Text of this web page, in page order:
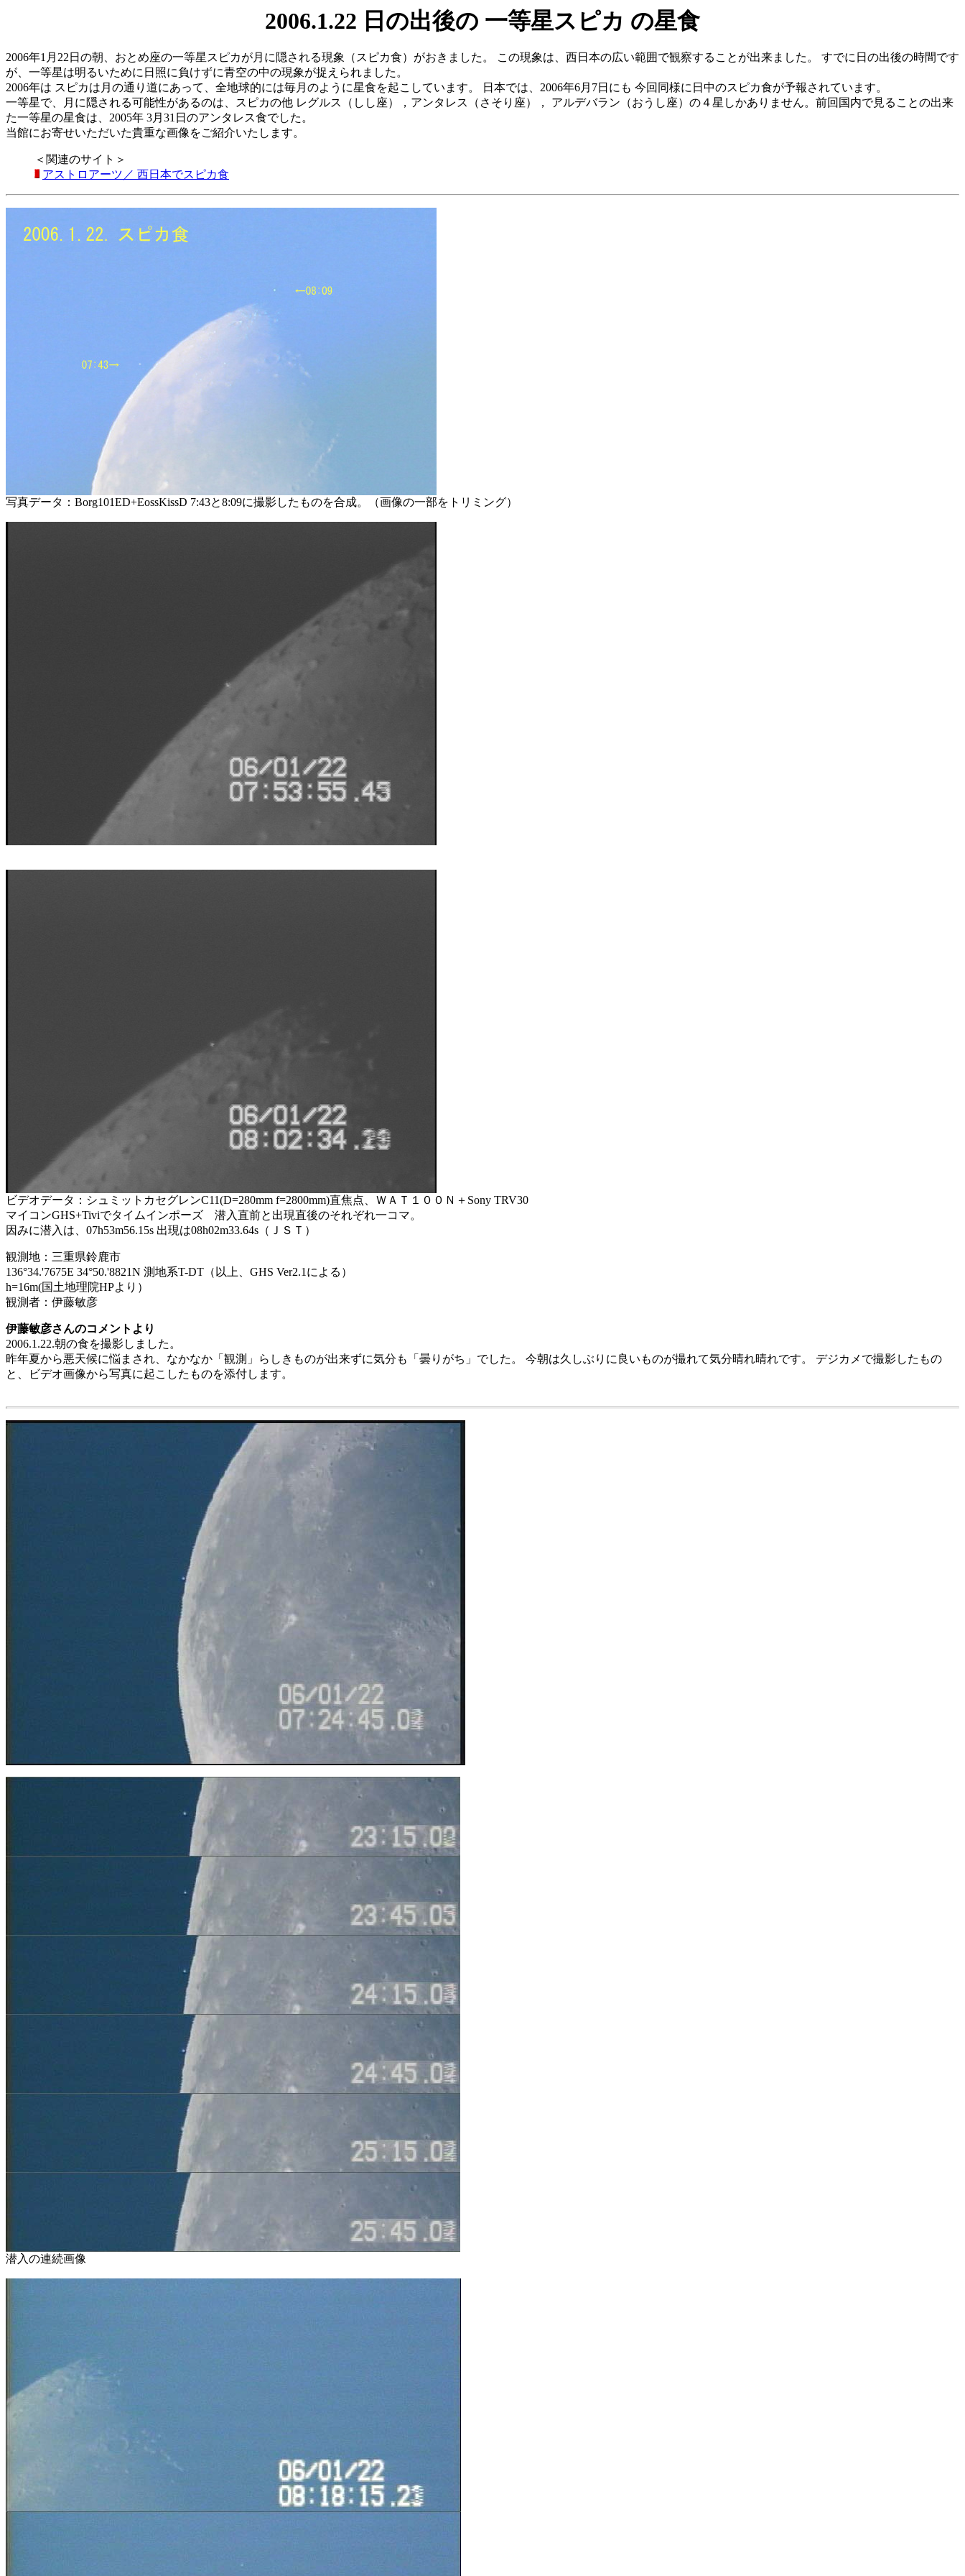
2006.1.22 日の出後の 一等星スピカ の星食
2006年1月22日の朝、おとめ座の一等星スピカが月に隠される現象（スピカ食）がおきました。 この現象は、西日本の広い範囲で観察することが出来ました。 すでに日の出後の時間です
が、一等星は明るいために日照に負けずに青空の中の現象が捉えられました。
2006年は スピカは月の通り道にあって、全地球的には毎月のように星食を起こしています。 日本では、2006年6月7日にも 今回同様に日中のスピカ食が予報されています。
一等星で、月に隠される可能性があるのは、スピカの他 レグルス（しし座），アンタレス（さそり座）， アルデバラン（おうし座）の４星しかありません。前回国内で見ることの出来
た一等星の星食は、2005年 3月31日のアンタレス食でした。
当館にお寄せいただいた貴重な画像をご紹介いたします。
＜関連のサイト＞
アストロアーツ／ 西日本でスピカ食
写真データ：Borg101ED+EossKissD 7:43と8:09に撮影したものを合成。（画像の一部をトリミング）
ビデオデータ：シュミットカセグレンC11(D=280mm f=2800mm)直焦点、ＷＡＴ１００Ｎ＋Sony TRV30
マイコンGHS+Tiviでタイムインポーズ 潜入直前と出現直後のそれぞれ一コマ。
因みに潜入は、07h53m56.15s 出現は08h02m33.64s（ＪＳＴ）
観測地：三重県鈴鹿市
136°34.'7675E 34°50.'8821N 測地系T-DT（以上、GHS Ver2.1による）
h=16m(国土地理院HPより）
観測者：伊藤敏彦
伊藤敏彦さんのコメントより
2006.1.22.朝の食を撮影しました。
昨年夏から悪天候に悩まされ、なかなか「観測」らしきものが出来ずに気分も「曇りがち」でした。 今朝は久しぶりに良いものが撮れて気分晴れ晴れです。 デジカメで撮影したもの
と、ビデオ画像から写真に起こしたものを添付します。
潜入の連続画像